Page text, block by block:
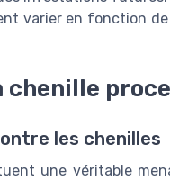
varier en fonction
les chenilles
une véritable